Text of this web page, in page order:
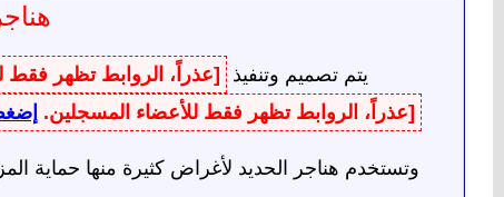
يتم تصميم وتنفيذ [عذراً، الروابط تظهر فقط
[عذراً، الروابط تظهر فقط للأعضاء المسجلين.
وتستخدم هناجر الحديد لأغراض كثيرة منها حماية